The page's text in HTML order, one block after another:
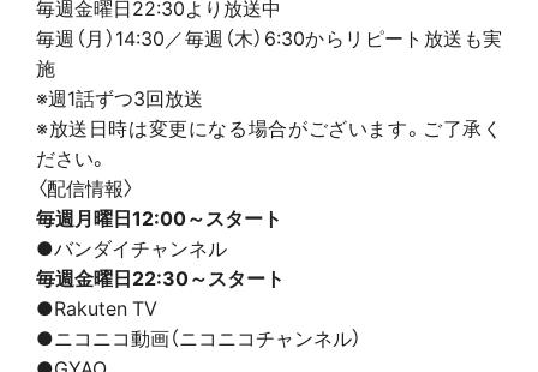
毎週金曜日22:30より放送中
毎週（月）14:30／毎週（木）6:30からリピート放送も実
施
※週1話ずつ3回放送
※放送日時は変更になる場合がございます。ご了承く
ださい。
〈配信情報〉
毎週月曜日12:00～スタート
●バンダイチャンネル
毎週金曜日22:30～スタート
●Rakuten TV
●ニコニコ動画（ニコニコチャンネル）